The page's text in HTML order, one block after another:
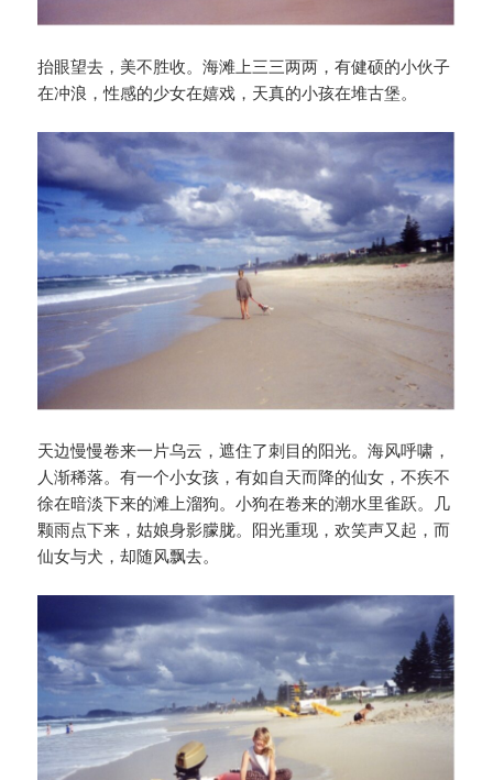
抬眼望去，美不胜收。海滩上三三两两，有健硕的小伙子
在冲浪，性感的少女在嬉戏，天真的小孩在堆古堡。
天边慢慢卷来一片乌云，遮住了刺目的阳光。海风呼啸，
人渐稀落。有一个小女孩，有如自天而降的仙女，不疾不
徐在暗淡下来的滩上溜狗。小狗在卷来的潮水里雀跃。几
颗雨点下来，姑娘身影朦胧。阳光重现，欢笑声又起，而
仙女与犬，却随风飘去。